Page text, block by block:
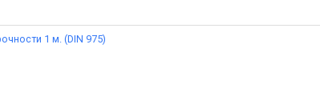
1 м. (DIN 975)